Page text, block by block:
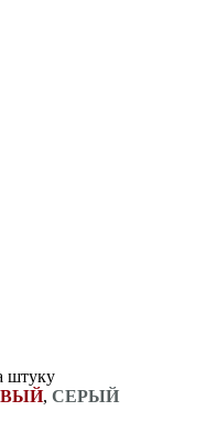
штуку
, СЕРЫЙ